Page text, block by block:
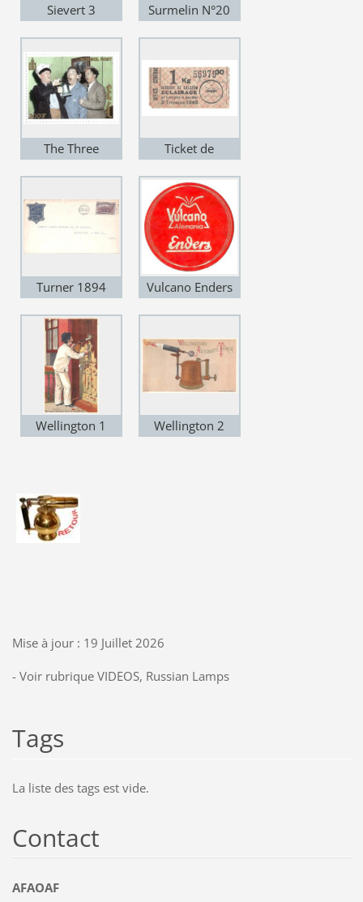
Sievert 3 Surmelin N°20
The Three
Ticket de
1945
Turner 1894 Vulcano Enders
Wellington 1 Wellington 2
Mise à jour : 19 Juillet 2026
- Voir rubrique VIDEOS, Russian Lamps
Tags
La liste des tags est vide.
Contact
AFAOAF